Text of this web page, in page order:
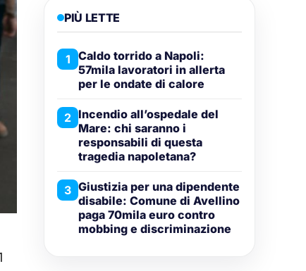
PIÙ LETTE
1 Caldo torrido a Napoli:
57mila lavoratori in allerta
per le ondate di calore
2 Incendio all’ospedale del
Mare: chi saranno i
responsabili di questa
tragedia napoletana?
3 Giustizia per una dipendente
disabile: Comune di Avellino
paga 70mila euro contro
mobbing e discriminazione